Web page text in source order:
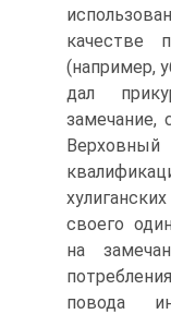
качестве
(например,
дал
замечание,
своего
на
повода